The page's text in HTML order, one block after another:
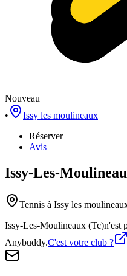
Nouveau
•
Issy les moulineaux
Réserver
Avis
Issy-Les-
Tennis à Issy les
Issy-Les-Moulineaux (Tc)n'est
Anybuddy.C'est votre club ?